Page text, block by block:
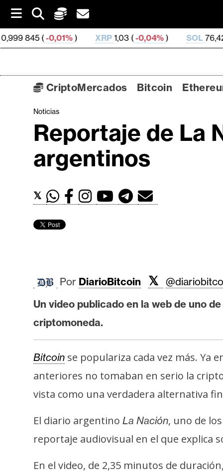
i
p
t
) XRP1,03 ( -0,04%) SOL76,42 ( 2,01%)
C
r
i
p
t
M
r
o
s
B
i
t
c
o
i
E
h
CriptoMercados Bitcoin
Noticias
Reportaje de La
argentinos
𝕏
Por DiarioBitcoin 𝕏
Un video publicado en la web de uno
criptomoneda.
Bitcoin se populariza cada vez más. Ya
anteriores no tomaban en serio la
vista como una verdadera alternativa
El diario argentino La Nación, uno de
reportaje audiovisual en el que explica
En el video, de 2,35 minutos de